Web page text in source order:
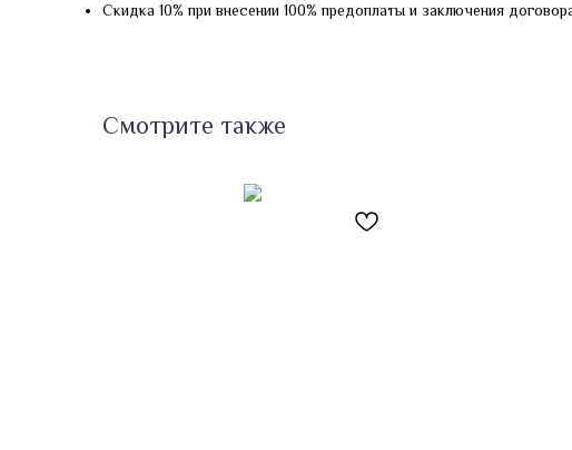
Скидка 10% при внесении 100% предоплаты и заключения
Смотрите также